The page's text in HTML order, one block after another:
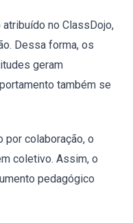
no ClassDojo,
Dessa forma, os
geram
também se
por colaboração, o
coletivo. Assim, o
pedagógico